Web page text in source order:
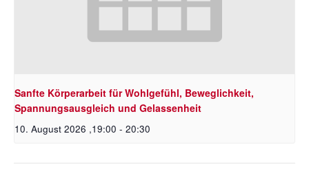
Sanfte Körperarbeit für Wohlgefühl, Beweglichkeit,
Spannungsausgleich und Gelassenheit
10. August 2026 ,19:00 - 20:30